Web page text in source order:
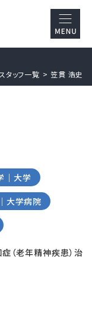
スタッフ一覧 笠貫 浩史
｜大学
大学病院
（老年精神疾患）治